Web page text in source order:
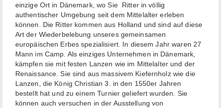
einzige Ort in Dänemark, wo Sie Ritter in völlig
authentischer Umgebung seit dem Mittelalter erleben
können. Die Ritter kommen aus Holland und sind auf diese
Art der Wiederbelebung unseres gemeinsamen
europäischen Erbes spezialisiert. In diesem Jahr waren 27
Mann im Camp. Als einziges Unternehmen in Dänemark,
kämpfen sie mit festen Lanzen wie im Mittelalter und der
Renaissance. Sie sind aus massivem Kiefernholz wie die
Lanzen, die König Christian 3. in den 1550er Jahren
bestellt hat und zu einem Turnier geliefert wurden. Sie
können auch versuchen in der Ausstellung von